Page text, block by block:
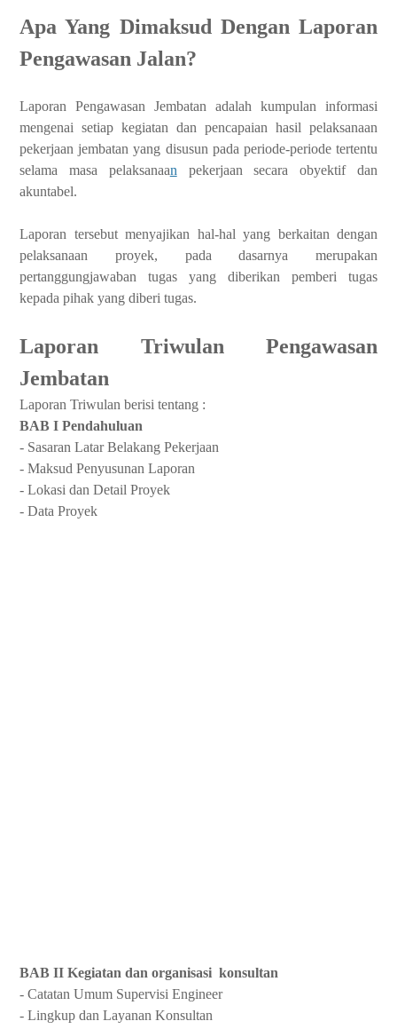
Apa Yang Dimaksud Dengan Laporan
Pengawasan Jalan?
Laporan Pengawasan Jembatan adalah kumpulan informasi
mengenai setiap kegiatan dan pencapaian hasil pelaksanaan
pekerjaan jembatan yang disusun pada periode-periode tertentu
selama masa pelaksanaan pekerjaan secara obyektif dan
akuntabel.
Laporan tersebut menyajikan hal-hal yang berkaitan dengan
pelaksanaan proyek, pada dasarnya merupakan
pertanggungjawaban tugas yang diberikan pemberi tugas
kepada pihak yang diberi tugas.
Laporan Triwulan Pengawasan
Jembatan
Laporan Triwulan berisi tentang :
BAB I Pendahuluan
- Sasaran Latar Belakang Pekerjaan
- Maksud Penyusunan Laporan
- Lokasi dan Detail Proyek
- Data Proyek
BAB II Kegiatan dan organisasi konsultan
- Catatan Umum Supervisi Engineer
- Lingkup dan Layanan Konsultan